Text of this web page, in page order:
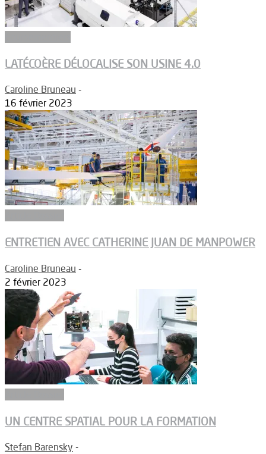
LATÉCOÈRE DÉLOCALISE SON USINE 4.0
Caroline Bruneau -
16 février 2023
ENTRETIEN AVEC CATHERINE JUAN DE MANPOWER
Caroline Bruneau -
2 février 2023
UN CENTRE SPATIAL POUR LA FORMATION
Stefan Barensky -